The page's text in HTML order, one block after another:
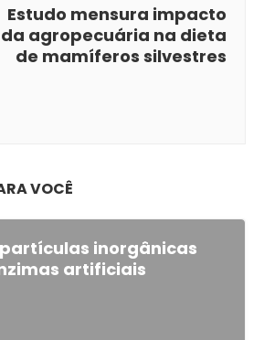
Estudo mensura impacto
da agropecuária na dieta
de mamíferos silvestres
VOCÊ
inorgânicas
artificiais